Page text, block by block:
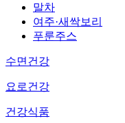
말차
여주·새싹보리
푸룬주스
수면건강
요로건강
건강식품